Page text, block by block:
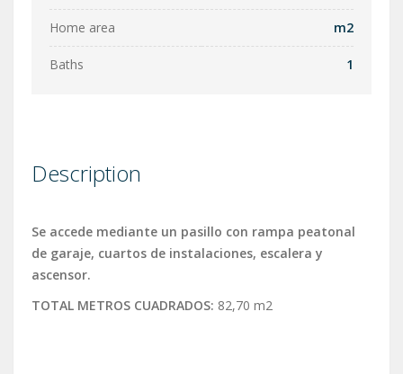
Home area m2
Baths 1
Description
Se accede mediante un pasillo con rampa peatonal
de garaje, cuartos de instalaciones, escalera y
ascensor.
TOTAL METROS CUADRADOS: 82,70 m2